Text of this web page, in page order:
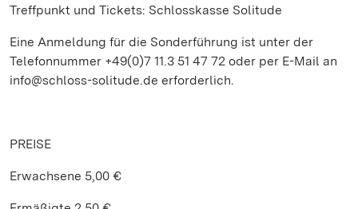
Treffpunkt und Tickets: Schlosskasse Solitude
Eine Anmeldung für die Sonderführung ist unter der
Telefonnummer +49(0)7 11.3 51 47 72 oder per E-Mail an
info@schloss-solitude.de erforderlich.
PREISE
Erwachsene 5,00 €